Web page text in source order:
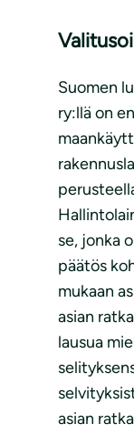
Suomen
ry:llä on
se, jonka
päätös
mukaan
asian
lausua
asian